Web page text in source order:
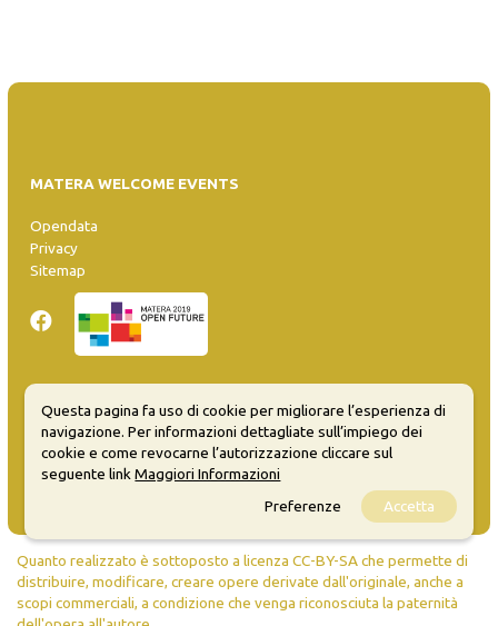
MATERA WELCOME EVENTS
Opendata
Privacy
Sitemap
Inserisci evento
Guida
FAQ
info@materaevents.it
Quanto realizzato è sottoposto a licenza CC-BY-SA che permette di
distribuire, modificare, creare opere derivate dall'originale, anche a
scopi commerciali, a condizione che venga riconosciuta la paternità
Questa pagina fa uso di cookie per migliorare l’esperienza di
navigazione. Per informazioni dettagliate sull’impiego dei
cookie e come revocarne l’autorizzazione cliccare sul
seguente linkMaggiori Informazioni
Preferenze
Accetta